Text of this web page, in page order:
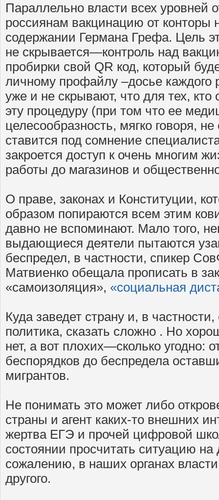
Параллельно власти всех уровней
россиянам вакцинацию от конторы
содержании Германа Грефа. Цель
не скрывается—контроль над
пробирки свой QR код, который
личному профайлу –досье каждого
уже и не скрывают, что для тех, кто
эту процедуру (при том что ее
целесообразность, мягко говоря,
ставится под сомнение
закроется доступ к очень многим
работы до магазинов и
О праве, законах и Конституции,
образом попираются всем этим
давно не вспоминают. Мало того,
выдающиеся деятели пытаются
беспредел, в частности, спикер
Матвиенко обещала прописать в
«самоизоляция», «социальная
Куда заведет страну и, в
политика, сказать сложно . Но
нет, а вот плохих—сколько угодно:
беспорядков до беспредела
мигрантов.
Не понимать это может либо
страны и агент каких-то внешних
жертва ЕГЭ и прочей цифровой
состоянии просчитать ситуацию
сожалению, в наших органах власти
другого.